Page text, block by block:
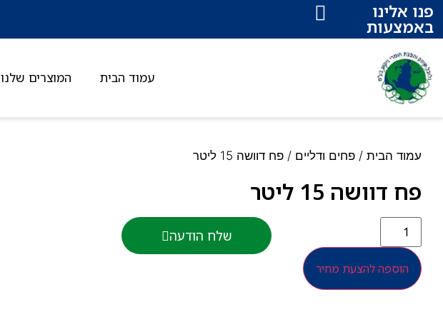
פנו אלינו
באמצעות
עמוד הבית המוצרים שלנו
עמוד הבית / פחים ודליים / פח דוושה 15 ליטר
פח דוושה 15 ליטר
הוספה להצעת מחיר
שלח הודעה